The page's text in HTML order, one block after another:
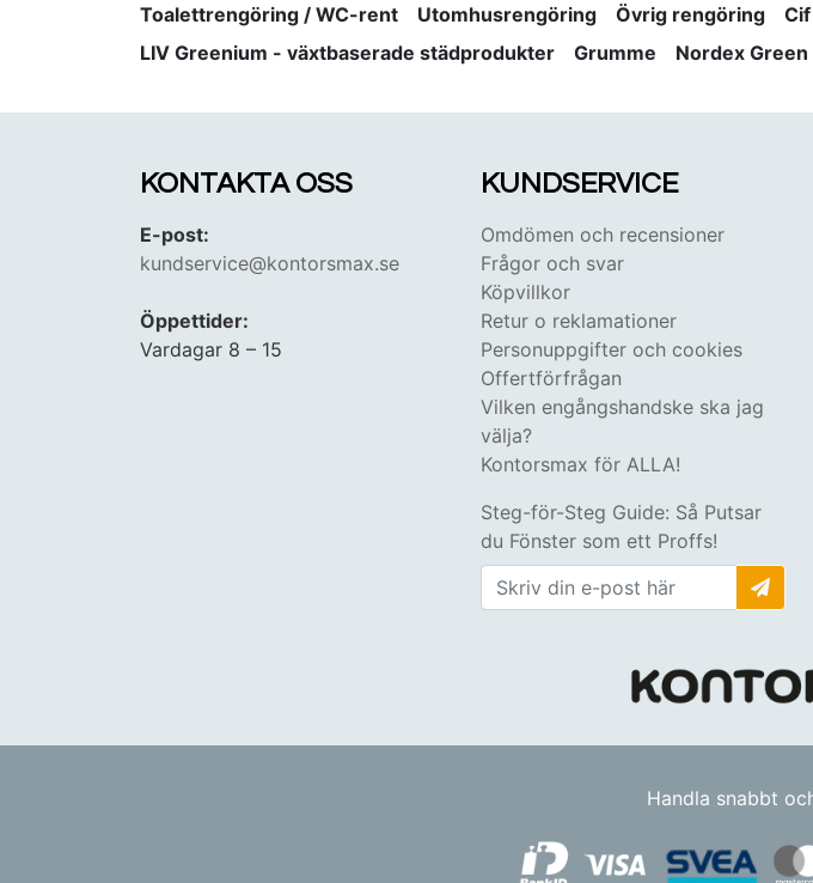
Toalettrengöring / WC-rent
Utomhusrengöring Övrig rengöring
LIV Greenium - växtbaserade städprodukter
Grumme Nordex
KONTAKTA OSS
E-post:
kundservice@kontorsmax.se
Öppettider:
Vardagar 8 – 15
KUNDSERVICE
Omdömen och recensioner
Frågor och svar
Köpvillkor
Retur o reklamationer
Personuppgifter och cookies
Offertförfrågan
Vilken engångshandske ska jag
välja?
Kontorsmax för ALLA!
Steg-för-Steg Guide: Så Putsar
du Fönster som ett Proffs!
Handla snabbt